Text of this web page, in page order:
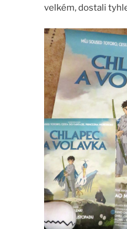
velkém, dostali